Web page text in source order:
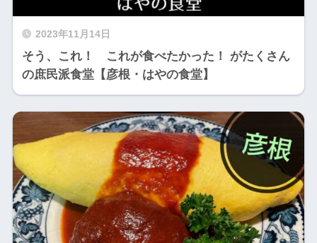
2023年11月14日
そう、これ！ これが食べたかった！ がたくさん
の庶民派食堂【彦根・はやの食堂】